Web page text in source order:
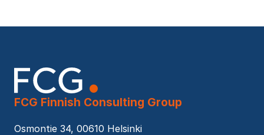
FCG Finnish Consulting Group
Osmontie 34, 00610 Helsinki